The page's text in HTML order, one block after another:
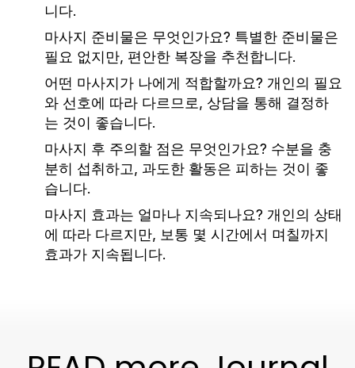
니다.
마사지 준비물은 무엇인가요? 특별한 준비물은
필요 없지만, 편안한 복장을 추천합니다.
어떤 마사지가 나에게 적합할까요? 개인의 필요
와 선호에 따라 다르므로, 상담을 통해 결정하
는 것이 좋습니다.
마사지 후 주의할 점은 무엇인가요? 수분을 충
분히 섭취하고, 과도한 활동은 피하는 것이 좋
습니다.
마사지 효과는 얼마나 지속되나요? 개인의 상태
에 따라 다르지만, 보통 몇 시간에서 며칠까지
효과가 지속됩니다.